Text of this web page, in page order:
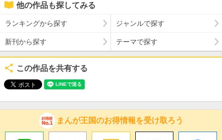
他の作品も探してみる
ランキングから探す ジャンルで探す
新刊から探す テーマで探す
この作品を共有する
まんが王国のお得情報を受け取ろう